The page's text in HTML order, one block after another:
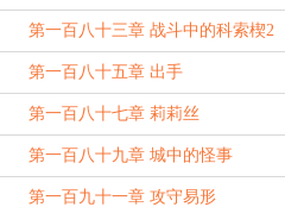
第一百八十三章 战斗中的科索楔2
第一百八十五章 出手
第一百八十七章 莉莉丝
第一百八十九章 城中的怪事
第一百九十一章 攻守易形